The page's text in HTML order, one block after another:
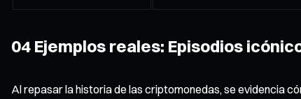
04 Ejemplos reales: Episodios
Al repasar la historia de las criptomonedas, se evidencia